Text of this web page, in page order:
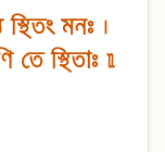
স্থিতং মনঃ ।
তে স্থিতাঃ ॥